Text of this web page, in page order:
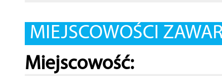
MIEJSCOWOŚCI
Miejscowość: